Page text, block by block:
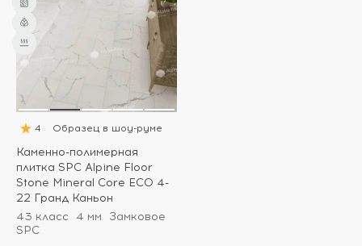
4 Образец в шоу-руме
Каменно-полимерная
плитка SPC Alpine Floor
Stone Mineral Core ECO 4-
22 Гранд Каньон
43 класс
4 мм
Замковое
SPC